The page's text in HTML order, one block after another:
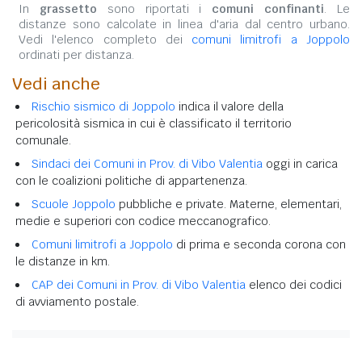
In grassetto sono riportati i comuni confinanti. Le
distanze sono calcolate in linea d'aria dal centro urbano.
Vedi l'elenco completo dei comuni limitrofi a Joppolo
ordinati per distanza.
Vedi anche
Rischio sismico di Joppolo indica il valore della
pericolosità sismica in cui è classificato il territorio
comunale.
Sindaci dei Comuni in Prov. di Vibo Valentia oggi in carica
con le coalizioni politiche di appartenenza.
Scuole Joppolo pubbliche e private. Materne, elementari,
medie e superiori con codice meccanografico.
Comuni limitrofi a Joppolo di prima e seconda corona con
le distanze in km.
CAP dei Comuni in Prov. di Vibo Valentia elenco dei codici
di avviamento postale.